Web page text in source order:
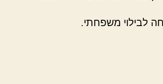
לבילוי משפחתי.